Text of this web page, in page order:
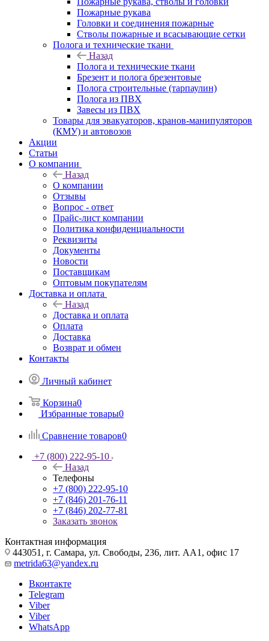
Пожарные рукава
Головки и соединения пожарные
Стволы пожарные и всасывающие сетки
Полога и технические ткани
Назад
Полога и технические ткани
Брезент и полога брезентовые
Полога строительные (тарпаулин)
Полога из ПВХ
Завесы из ПВХ
Товары для эвакуаторов, кранов-манипуляторов
(КМУ) и автовозов
Акции
Статьи
О компании
Назад
О компании
Отзывы
Вопрос - ответ
Прайс-лист компании
Политика конфиденциальности
Реквизиты
Документы
Новости
Поставщикам
Оптовым покупателям
Доставка и оплата
Назад
Доставка и оплата
Оплата
Доставка
Возврат и обмен
Контакты
Личный кабинет
Корзина0
Избранные товары0
Сравнение товаров0
+7 (800) 222-95-10
Назад
Телефоны
+7 (800) 222-95-10
+7 (846) 201-76-11
+7 (846) 202-77-81
Заказать звонок
Контактная информация
443051, г. Самара, ул. Свободы, 236, лит. АА1, офис 17
metrida63@yandex.ru
Вконтакте
Telegram
Viber
Viber
WhatsApp